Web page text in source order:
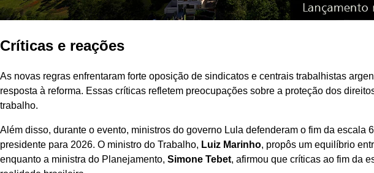
Críticas e reações
As novas regras enfrentaram forte oposição de sindicatos e centrais trabalhistas
resposta à reforma. Essas críticas refletem preocupações sobre a proteção dos
trabalho.
Além disso, durante o evento, ministros do governo Lula defenderam o fim da escala
presidente para 2026. O ministro do Trabalho, Luiz Marinho, propôs um equilíbrio
enquanto a ministra do Planejamento, Simone Tebet, afirmou que críticas ao fim da